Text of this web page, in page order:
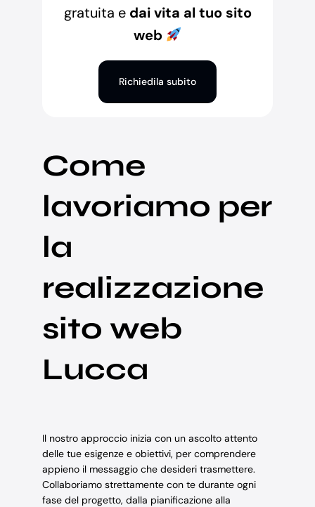
gratuita e dai vita al tuo sito
web
Richiedila subito
Come
lavoriamo per
la
realizzazione
sito web
Lucca
Il nostro approccio inizia con un ascolto attento
delle tue esigenze e obiettivi, per comprendere
appieno il messaggio che desideri trasmettere.
Collaboriamo strettamente con te durante ogni
fase del progetto, dalla pianificazione alla